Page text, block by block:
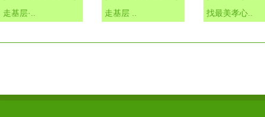
走基层·..
走基层 ..
找最美孝心..